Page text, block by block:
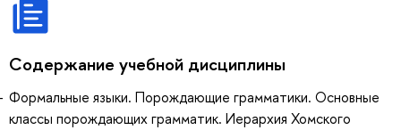
Содержание учебной дисциплины
Формальные языки. Порождающие грамматики. Основные
классы порождающих грамматик. Иерархия Хомского